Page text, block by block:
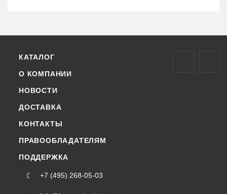
КАТАЛОГ
О КОМПАНИИ
НОВОСТИ
ДОСТАВКА
КОНТАКТЫ
ПРАВООБЛАДАТЕЛЯМ
ПОДДЕРЖКА
+7 (495) 268-05-03